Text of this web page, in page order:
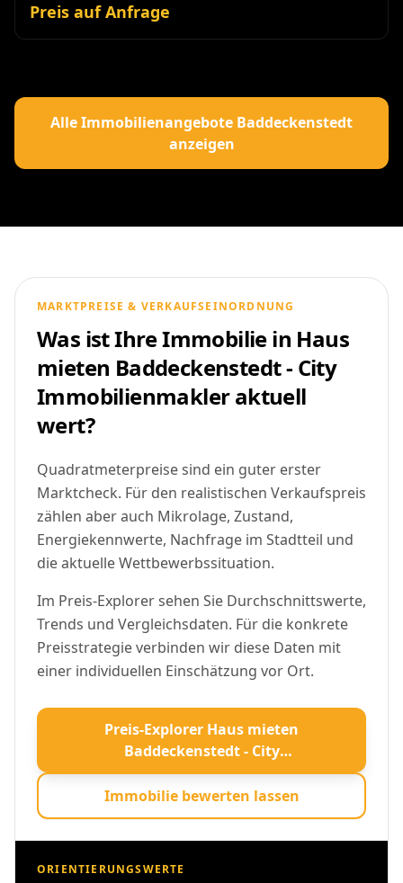
Preis auf Anfrage
Alle Immobilienangebote Baddeckenstedt
anzeigen
MARKTPREISE & VERKAUFSEINORDNUNG
Was ist Ihre Immobilie in Haus
mieten Baddeckenstedt - City
Immobilienmakler aktuell
wert?
Quadratmeterpreise sind ein guter erster
Marktcheck. Für den realistischen Verkaufspreis
zählen aber auch Mikrolage, Zustand,
Energiekennwerte, Nachfrage im Stadtteil und
die aktuelle Wettbewerbssituation.
Im Preis-Explorer sehen Sie Durchschnittswerte,
Trends und Vergleichsdaten. Für die konkrete
Preisstrategie verbinden wir diese Daten mit
einer individuellen Einschätzung vor Ort.
Preis-Explorer Haus mieten
Baddeckenstedt - City
Immobilienmakler öffnen
Immobilie bewerten lassen
ORIENTIERUNGSWERTE